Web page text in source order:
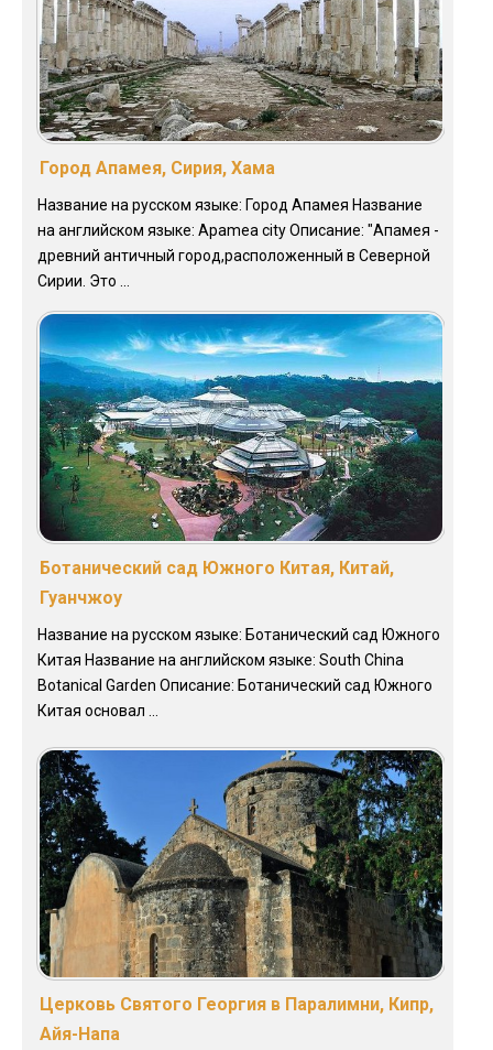
Город Апамея, Сирия, Хама
Название на русском языке: Город Апамея Название
на английском языке: Apamea city Описание: "Апамея -
древний античный город,расположенный в Северной
Сирии. Это ...
Ботанический сад Южного Китая, Китай,
Гуанчжоу
Название на русском языке: Ботанический сад Южного
Китая Название на английском языке: South China
Botanical Garden Описание: Ботанический сад Южного
Китая основал ...
Церковь Святого Георгия в Паралимни, Кипр,
Айя-Напа